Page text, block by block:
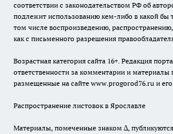
соответствии с законодательством РФ об
подлежит использованию кем-либо в какой бы
том числе воспроизведению,
как с письменного разрешения
Возрастная категория сайта 16+. Редакция
ответственности за комментарии и материалы
размещенные на сайте www.progorod76.ru и
Распространение листовок в Ярославле
Материалы, помеченные знаком ∆,